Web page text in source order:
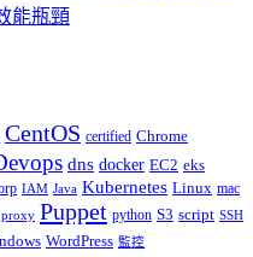
能瓶頸
CentOS certified Chrome
dns docker EC2 eks
IAM Java Kubernetes Linux mac
proxy Puppet python S3 script SSH
WordPress 監控